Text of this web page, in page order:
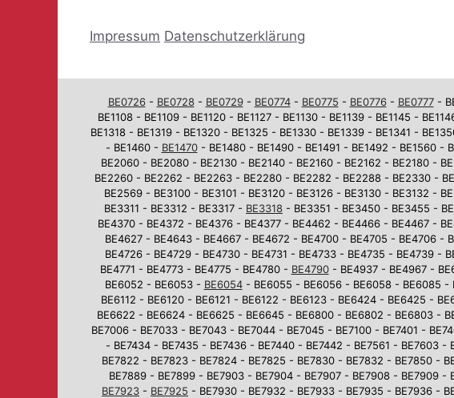
Impressum Datenschutzerklärung
BE0726- BE0728- BE0729- BE0774- BE0775 - BE0776- BE0777-
BE1108 - BE1109 - BE1120 - BE1127 - BE1130 - BE1139 - BE1145 -
BE1318 - BE1319 - BE1320 - BE1325 - BE1330 - BE1339 - BE1341 -
- BE1460 - BE1470- BE1480 - BE1490 - BE1491 - BE1492 - BE1560 -
BE2060 - BE2080 - BE2130 - BE2140 - BE2160 - BE2162 - BE2180 -
BE2260 - BE2262 - BE2263 - BE2280 - BE2282 - BE2288 - BE2330 -
BE2569 - BE3100 - BE3101 - BE3120 - BE3126 - BE3130 - BE3132 -
BE3311 - BE3312 - BE3317 - BE3318 - BE3351 - BE3450 - BE3455 -
BE4370 - BE4372 - BE4376 - BE4377 - BE4462 - BE4466 - BE4467 -
BE4627 - BE4643 - BE4667 - BE4672 - BE4700 - BE4705 - BE4706 -
BE4726 - BE4729 - BE4730 - BE4731 - BE4733 - BE4735 - BE4739 -
BE4771 - BE4773 - BE4775 - BE4780 - BE4790- BE4937 - BE4967 -
BE6052 - BE6053 - BE6054- BE6055 - BE6056 - BE6058 - BE6085 -
BE6112 - BE6120 - BE6121 - BE6122 - BE6123 - BE6424 - BE6425 -
BE6622 - BE6624 - BE6625 - BE6645 - BE6800 - BE6802 - BE6803 -
BE7006 - BE7033 - BE7043 - BE7044 - BE7045 - BE7100 - BE7401 -
- BE7434 - BE7435 - BE7436 - BE7440 - BE7442 - BE7561 - BE7603
BE7822 - BE7823 - BE7824 - BE7825 - BE7830 - BE7832 - BE7850 -
BE7889 - BE7899 - BE7903 - BE7904 - BE7907 - BE7908 - BE7909 -
BE7923 - BE7925 - BE7930 - BE7932 - BE7933 - BE7935 - BE7936 -